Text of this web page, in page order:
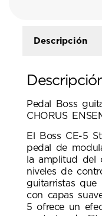
Descripción
Pedal Boss
CHORUS
El Boss CE-5
pedal de
la amplitud del
niveles de
guitarristas que
con capas
5 ofrece un